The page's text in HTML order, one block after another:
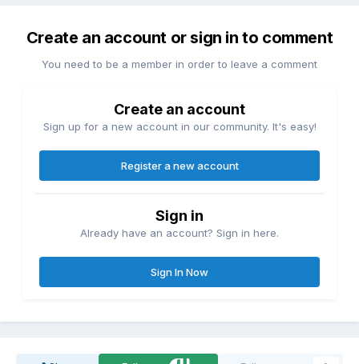
Create an account or sign in to comment
You need to be a member in order to leave a comment
Create an account
Sign up for a new account in our community. It's easy!
Register a new account
Sign in
Already have an account? Sign in here.
Sign In Now